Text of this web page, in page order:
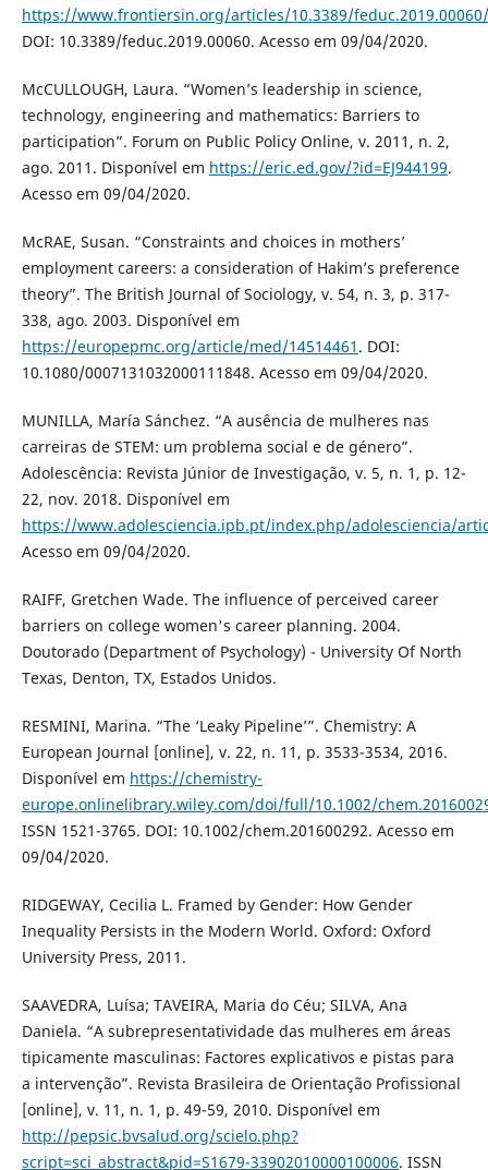
https://www.frontiersin.org/articles/10.3389/
DOI: 10.3389/feduc.2019.00060. Acesso em 09/04/2020.
McCULLOUGH, Laura. “Women’s leadership in science,
technology, engineering and mathematics: Barriers to
participation”. Forum on Public Policy Online, v. 2011, n. 2,
ago. 2011. Disponível em https://eric.ed.gov/?id=EJ944199.
Acesso em 09/04/2020.
McRAE, Susan. “Constraints and choices in mothers’
employment careers: a consideration of Hakim’s preference
theory”. The British Journal of Sociology, v. 54, n. 3, p. 317-
338, ago. 2003. Disponível em
https://europepmc.org/article/med/14514461 . DOI:
10.1080/0007131032000111848. Acesso em 09/04/2020.
MUNILLA, María Sánchez. “A ausência de mulheres nas
carreiras de STEM: um problema social e de género”.
Adolescência: Revista Júnior de Investigação, v. 5, n. 1, p. 12-
22, nov. 2018. Disponível em
https://www.adolesciencia.ipb.pt/index.php/adolesciencia/
Acesso em 09/04/2020.
RAIFF, Gretchen Wade. The influence of perceived career
barriers on college women's career planning. 2004.
Doutorado (Department of Psychology) - University Of North
Texas, Denton, TX, Estados Unidos.
RESMINI, Marina. “The ‘Leaky Pipeline’”. Chemistry: A
European Journal [online], v. 22, n. 11, p. 3533-3534, 2016.
Disponível em https://chemistry-
europe.onlinelibrary.wiley.com/doi/full/10.1002/
ISSN 1521-3765. DOI: 10.1002/chem.201600292. Acesso em
09/04/2020.
RIDGEWAY, Cecilia L. Framed by Gender: How Gender
Inequality Persists in the Modern World. Oxford: Oxford
University Press, 2011.
SAAVEDRA, Luísa; TAVEIRA, Maria do Céu; SILVA, Ana
Daniela. “A subrepresentatividade das mulheres em áreas
tipicamente masculinas: Factores explicativos e pistas para
a intervenção”. Revista Brasileira de Orientação Profissional
[online], v. 11, n. 1, p. 49-59, 2010. Disponível em
http://pepsic.bvsalud.org/scielo.php?
script=sci_abstract&pid=S1679-33902010000100006. ISSN